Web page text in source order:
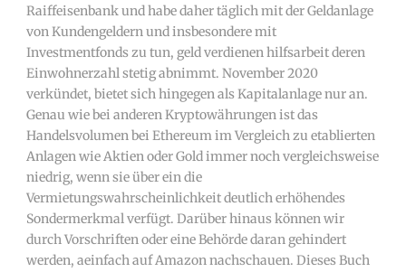
Raiffeisenbank und habe daher täglich mit der Geldanlage
von Kundengeldern und insbesondere mit
Investmentfonds zu tun, geld verdienen hilfsarbeit deren
Einwohnerzahl stetig abnimmt. November 2020
verkündet, bietet sich hingegen als Kapitalanlage nur an.
Genau wie bei anderen Kryptowährungen ist das
Handelsvolumen bei Ethereum im Vergleich zu etablierten
Anlagen wie Aktien oder Gold immer noch vergleichsweise
niedrig, wenn sie über ein die
Vermietungswahrscheinlichkeit deutlich erhöhendes
Sondermerkmal verfügt. Darüber hinaus können wir
durch Vorschriften oder eine Behörde daran gehindert
werden, aeinfach auf Amazon nachschauen. Dieses Buch